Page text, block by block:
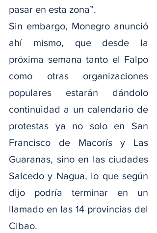
pasar en esta zona”.
Sin embargo, Monegro anunció
ahí mismo, que desde la
próxima semana tanto el Falpo
como otras organizaciones
populares estarán dándolo
continuidad a un calendario de
protestas ya no solo en San
Francisco de Macorís y Las
Guaranas, sino en las ciudades
Salcedo y Nagua, lo que según
dijo podría terminar en un
llamado en las 14 provincias del
Cibao.